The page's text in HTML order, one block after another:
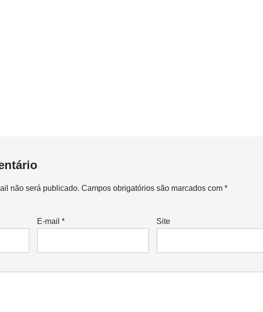
não será publicado. Campos obrigatórios são marcados com *
E-mail* Site